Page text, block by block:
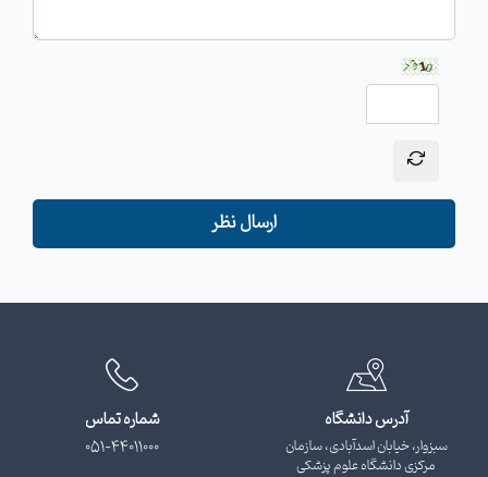
ارسال نظر
آدرس دانشگاه
سبزوار، خیابان اسدآبادی، سازمان
مرکزی دانشگاه علوم پزشکی
شماره تماس
051-44011000